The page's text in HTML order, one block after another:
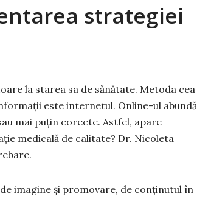
strategiei
la starea sa de sănătate. Metoda cea
este internetul. Online-ul abundă
mai puțin corecte. Astfel, apare
medicală de calitate? Dr. Nicoleta
imagine și promovare, de conținutul în